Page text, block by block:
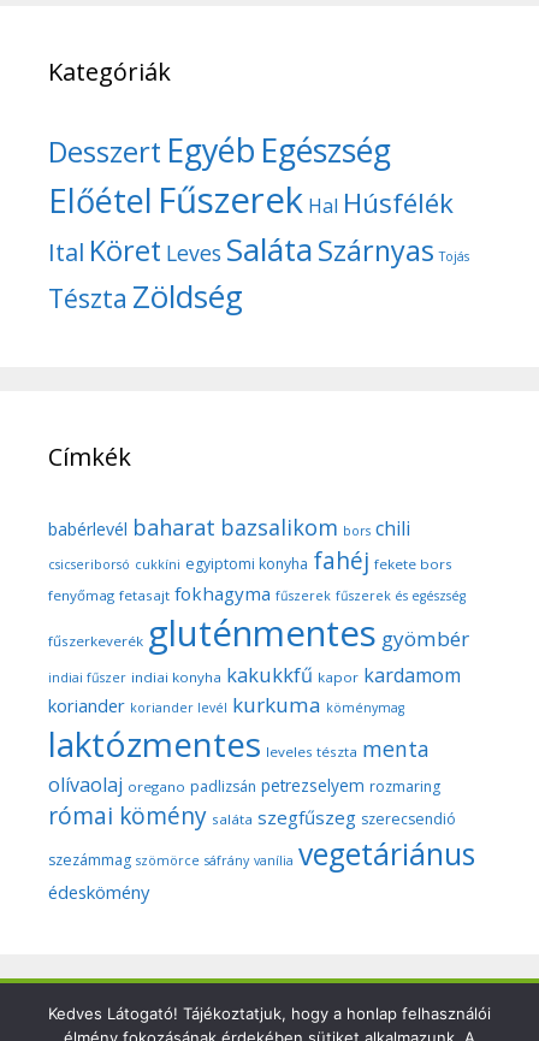
Kategóriák
Desszert Egyéb Egészség
Előétel Fűszerek Hal Húsfélék
Ital Köret Leves SalátaSzárnyas Tojás
Tészta Zöldség
Címkék
babérlevél baharat bazsalikom bors chili
csicseriborsó cukkíni egyiptomi konyha fahéj fekete bors
fenyőmag fetasajt fokhagyma fűszerek fűszerek és egészség
fűszerkeverék gluténmentes gyömbér
indiai fűszer indiai konyha kakukkfű kapor kardamom
koriander koriander levél kurkuma köménymag
laktózmentes leveles tészta menta
olívaolaj oregano padlizsán petrezselyem rozmaring
római kömény saláta szegfűszeg szerecsendió
szezámmag szömörce sáfrány vanília vegetáriánus
édeskömény
Copyright © 2026 Szegedi Fűszeres - Minden fotó és anyag
Kedves Látogató! Tájékoztatjuk, hogy a honlap felhasználói